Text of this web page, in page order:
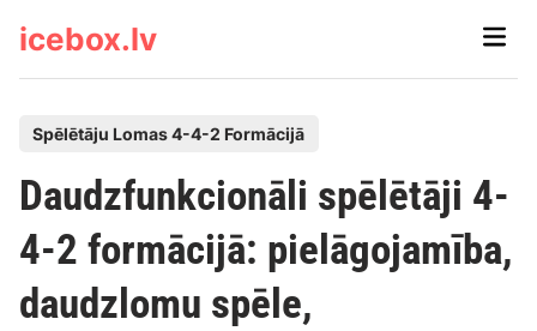
icebox.lv
Main
s
e
d
Spēlētāju Lomas 4-4-2 Formācijā
Daudzfunkcionāli spēlētāji 4-
4-2 formācijā: pielāgojamība,
daudzlomu spēle,